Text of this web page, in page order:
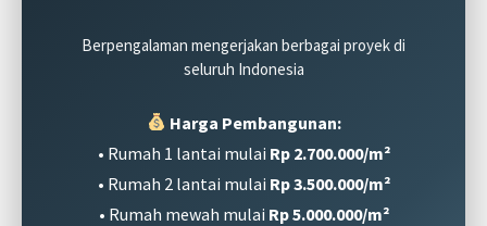
Berpengalaman mengerjakan berbagai proyek di
seluruh Indonesia
Harga Pembangunan:
• Rumah 1 lantai mulai Rp 2.700.000/m²
• Rumah 2 lantai mulai Rp 3.500.000/m²
• Rumah mewah mulai Rp 5.000.000/m²